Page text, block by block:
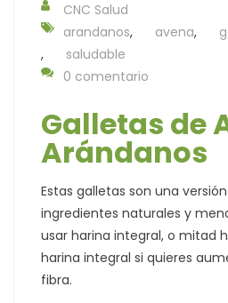
CNC Salud
arandanos, avena,
,
saludable
0 comentario
Galletas de
Arándanos
Estas galletas son una
ingredientes naturales y
usar harina integral, o mitad
harina integral si quieres
fibra.